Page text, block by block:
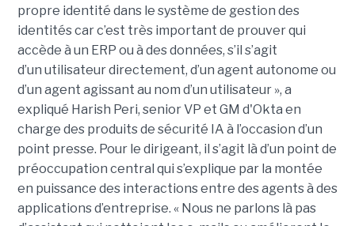
propre identité dans le système de gestion des
identités car c’est très important de prouver qui
accède à un ERP ou à des données, s’il s’agit
d’un utilisateur directement, d’un agent autonome ou
d’un agent agissant au nom d’un utilisateur », a
expliqué Harish Peri, senior VP et GM d'Okta en
charge des produits de sécurité IA à l’occasion d’un
point presse. Pour le dirigeant, il s’agit là d’un point de
préoccupation central qui s’explique par la montée
en puissance des interactions entre des agents à des
applications d’entreprise. « Nous ne parlons là pas